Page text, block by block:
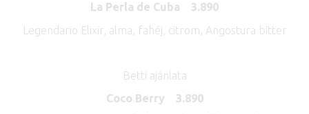
La Perla de Cuba 3.890
Legendario Elixir, alma, fahéj, citrom, Angostura bitter
Betti ajánlata
Coco Berry 3.890